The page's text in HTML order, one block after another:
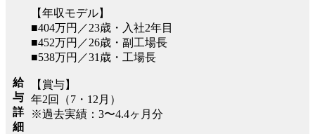
給
与
詳
細
【年収モデル】
■404万円／23歳・入社2年目
■452万円／26歳・副工場長
■538万円／31歳・工場長
【賞与】
年2回（7・12月）
※過去実績：3〜4.4ヶ月分